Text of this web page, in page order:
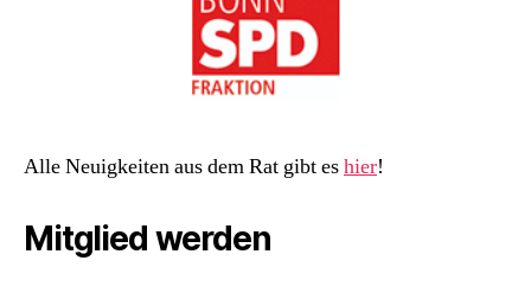
Alle Neuigkeiten aus dem Rat gibt eshier!
Mitglied werden